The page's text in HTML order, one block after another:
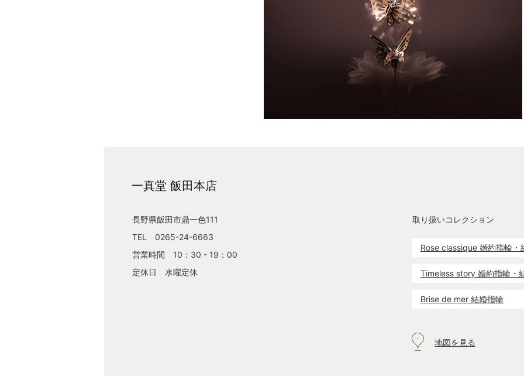
一真堂 飯田本店
長野県飯田市鼎一色111
TEL 0265-24-6663
営業時間 10：30 - 19：00
定休日 水曜定休
取り扱いコレクション
Rose classique 婚約指輪・
Timeless story 婚約指輪・
Brise de mer 結婚指輪
地図を見る